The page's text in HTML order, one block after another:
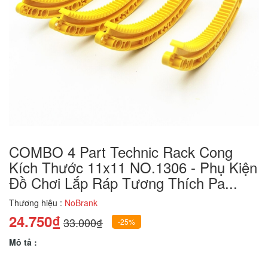
COMBO 4 Part Technic Rack Cong
Kích Thước 11x11 NO.1306 - Phụ Kiện
Đồ Chơi Lắp Ráp Tương Thích Pa...
Thương hiệu : NoBrank
24.750₫33.000₫ -25%
Mô tả :